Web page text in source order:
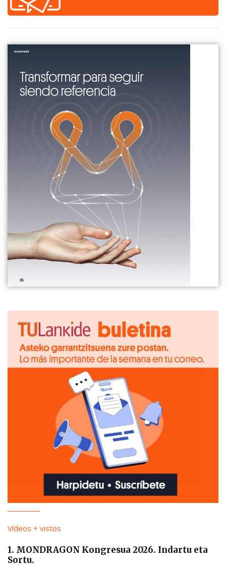
Vídeos + vistos
1. MONDRAGON Kongresua 2026. Indartu eta
Sortu.